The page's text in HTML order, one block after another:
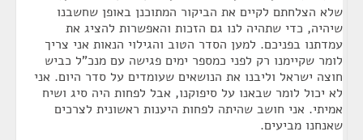
שלא הצלחתם לקיים את הביקור המתוכנן באופן שחשבנו
שיהיה, כדי שתהיה לנו גם הזכות והאפשרות להציג את
עמדתנו בפניכם. למען הסדר הטוב והגילוי הנאות אני צריך
לומר שקיימנו רק לפני כמספר ימים פגישה עם מנכ"ל כביש
חוצה ישראל וליבנו את הנושאים שעומדים על סדר היום. אני
לא יכול לומר שבאנו על סיפוקנו, אבל לפחות היה סיג ושיח
אמיתי. אני חושב שהיתה לפחות היענות ראשונית לצרכים
שאנחנו מביעים.